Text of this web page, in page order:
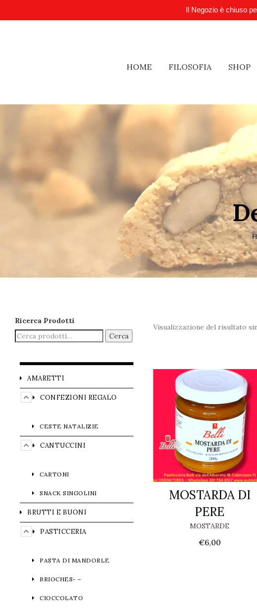
Il Negozio è chiuso
HOME FILOSOFIA SHOP
Visualizzazione del risultato
MOSTARDA DI
PERE
MOSTARDE
€6,00
Ricerca Prodotti
Cerca
AMARETTI
CONFEZIONI REGALO
CESTE NATALIZIE
CANTUCCINI
CARTONI
SNACK SINGOLINI
BRUTTI E BUONI
PASTICCERIA
PASTA DI MANDORLE
BRIOCHES- –
CIOCCOLATO